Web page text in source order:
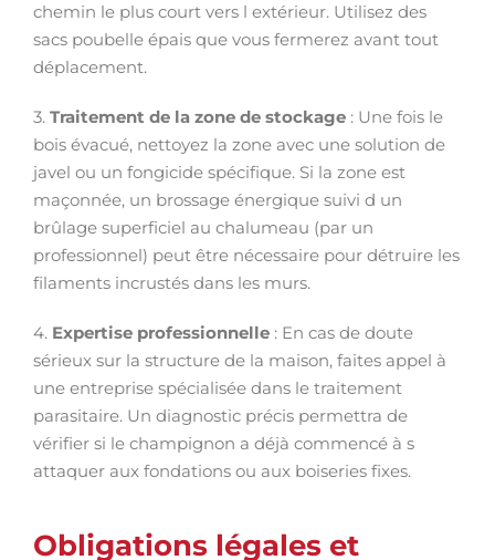
chemin le plus court vers l extérieur. Utilisez des
sacs poubelle épais que vous fermerez avant tout
déplacement.
3. Traitement de la zone de stockage : Une fois le
bois évacué, nettoyez la zone avec une solution de
javel ou un fongicide spécifique. Si la zone est
maçonnée, un brossage énergique suivi d un
brûlage superficiel au chalumeau (par un
professionnel) peut être nécessaire pour détruire les
filaments incrustés dans les murs.
4. Expertise professionnelle : En cas de doute
sérieux sur la structure de la maison, faites appel à
une entreprise spécialisée dans le traitement
parasitaire. Un diagnostic précis permettra de
vérifier si le champignon a déjà commencé à s
attaquer aux fondations ou aux boiseries fixes.
Obligations légales et